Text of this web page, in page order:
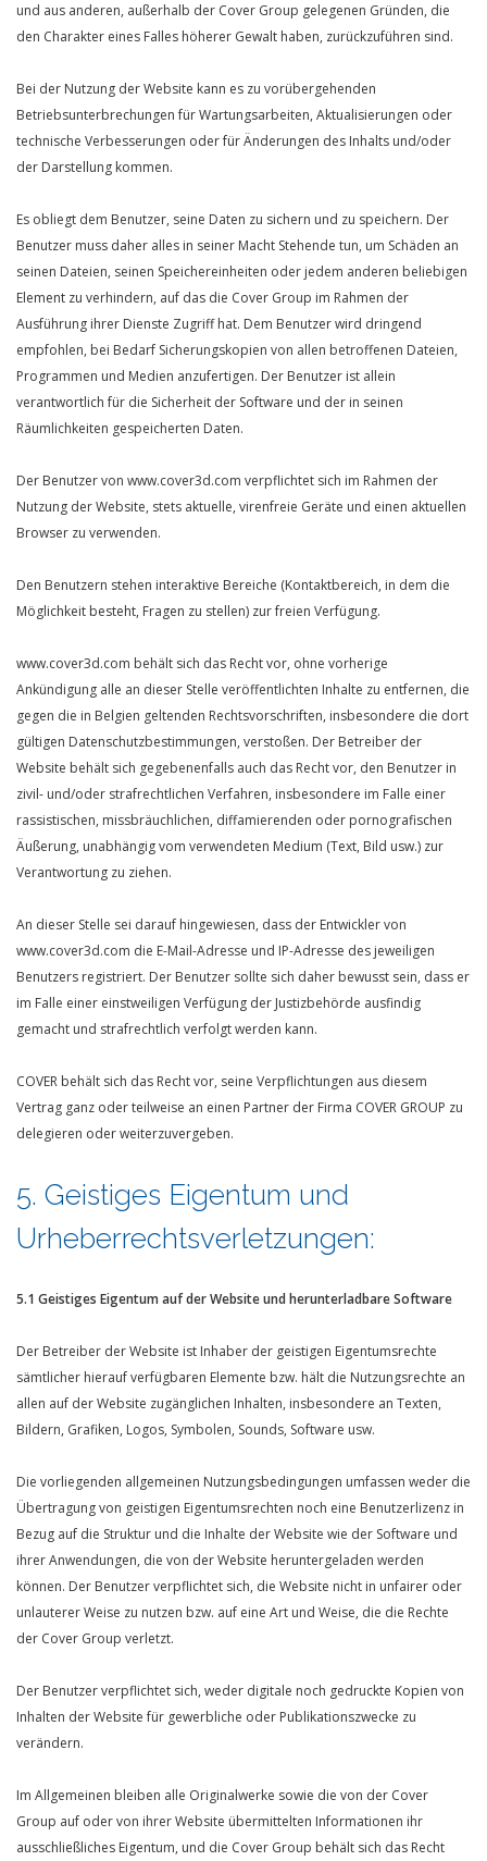
und aus anderen, außerhalb der Cover Group gelegenen Gründen, die
den Charakter eines Falles höherer Gewalt haben, zurückzuführen sind.
Bei der Nutzung der Website kann es zu vorübergehenden
Betriebsunterbrechungen für Wartungsarbeiten, Aktualisierungen oder
technische Verbesserungen oder für Änderungen des Inhalts und/oder
der Darstellung kommen.
Es obliegt dem Benutzer, seine Daten zu sichern und zu speichern. Der
Benutzer muss daher alles in seiner Macht Stehende tun, um Schäden an
seinen Dateien, seinen Speichereinheiten oder jedem anderen beliebigen
Element zu verhindern, auf das die Cover Group im Rahmen der
Ausführung ihrer Dienste Zugriff hat. Dem Benutzer wird dringend
empfohlen, bei Bedarf Sicherungskopien von allen betroffenen Dateien,
Programmen und Medien anzufertigen. Der Benutzer ist allein
verantwortlich für die Sicherheit der Software und der in seinen
Räumlichkeiten gespeicherten Daten.
Der Benutzer von www.cover3d.com verpflichtet sich im Rahmen der
Nutzung der Website, stets aktuelle, virenfreie Geräte und einen aktuellen
Browser zu verwenden.
Den Benutzern stehen interaktive Bereiche (Kontaktbereich, in dem die
Möglichkeit besteht, Fragen zu stellen) zur freien Verfügung.
www.cover3d.com behält sich das Recht vor, ohne vorherige
Ankündigung alle an dieser Stelle veröffentlichten Inhalte zu entfernen, die
gegen die in Belgien geltenden Rechtsvorschriften, insbesondere die dort
gültigen Datenschutzbestimmungen, verstoßen. Der Betreiber der
Website behält sich gegebenenfalls auch das Recht vor, den Benutzer in
zivil- und/oder strafrechtlichen Verfahren, insbesondere im Falle einer
rassistischen, missbräuchlichen, diffamierenden oder pornografischen
Äußerung, unabhängig vom verwendeten Medium (Text, Bild usw.) zur
Verantwortung zu ziehen.
An dieser Stelle sei darauf hingewiesen, dass der Entwickler von
www.cover3d.com die E-Mail-Adresse und IP-Adresse des jeweiligen
Benutzers registriert. Der Benutzer sollte sich daher bewusst sein, dass er
im Falle einer einstweiligen Verfügung der Justizbehörde ausfindig
gemacht und strafrechtlich verfolgt werden kann.
COVER behält sich das Recht vor, seine Verpflichtungen aus diesem
Vertrag ganz oder teilweise an einen Partner der Firma COVER GROUP zu
delegieren oder weiterzuvergeben.
5. Geistiges Eigentum und
Urheberrechtsverletzungen:
5.1 Geistiges Eigentum auf der Website und herunterladbare Software
Der Betreiber der Website ist Inhaber der geistigen Eigentumsrechte
sämtlicher hierauf verfügbaren Elemente bzw. hält die Nutzungsrechte an
allen auf der Website zugänglichen Inhalten, insbesondere an Texten,
Bildern, Grafiken, Logos, Symbolen, Sounds, Software usw.
Die vorliegenden allgemeinen Nutzungsbedingungen umfassen weder die
Übertragung von geistigen Eigentumsrechten noch eine Benutzerlizenz in
Bezug auf die Struktur und die Inhalte der Website wie der Software und
ihrer Anwendungen, die von der Website heruntergeladen werden
können. Der Benutzer verpflichtet sich, die Website nicht in unfairer oder
unlauterer Weise zu nutzen bzw. auf eine Art und Weise, die die Rechte
der Cover Group verletzt.
Der Benutzer verpflichtet sich, weder digitale noch gedruckte Kopien von
Inhalten der Website für gewerbliche oder Publikationszwecke zu
verändern.
Im Allgemeinen bleiben alle Originalwerke sowie die von der Cover
Group auf oder von ihrer Website übermittelten Informationen ihr
ausschließliches Eigentum, und die Cover Group behält sich das Recht